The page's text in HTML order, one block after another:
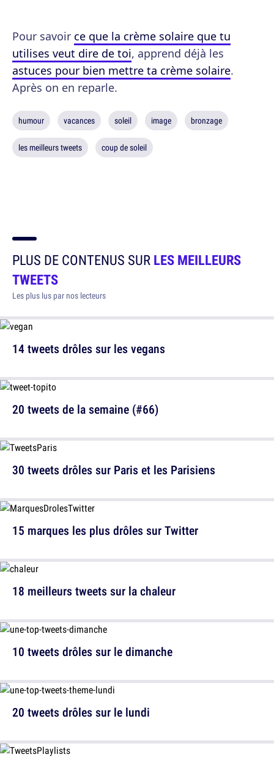
Pour savoir ce que la crème solaire que tu
utilises veut dire de toi, apprend déjà les
astuces pour bien mettre ta crème solaire.
Après on en reparle.
humour vacances soleil image bronzage
les meilleurs tweets coup de soleil
PLUS DE CONTENUS SURLES MEILLEURS
TWEETS
Les plus lus par nos lecteurs
14 tweets drôles sur les vegans
30 tweets drôles sur Paris et les Parisiens
18 meilleurs tweets sur la chaleur
20 tweets drôles sur le lundi
20 tweets de la semaine (#66)
15 marques les plus drôles sur Twitter
10 tweets drôles sur le dimanche